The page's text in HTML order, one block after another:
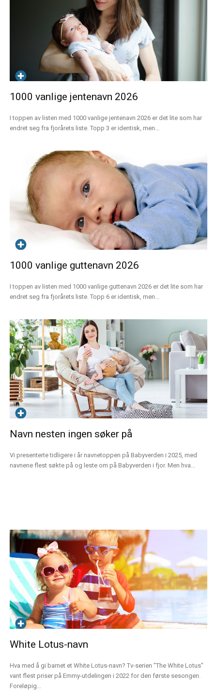
1000 vanlige jentenavn 2026
I toppen av listen med 1000 vanlige jentenavn 2026 er det lite som har
endret seg fra fjorårets liste. Topp 3 er identisk, men...
1000 vanlige guttenavn 2026
I toppen av listen med 1000 vanlige guttenavn 2026 er det lite som har
endret seg fra fjorårets liste. Topp 6 er identisk, men...
Navn nesten ingen søker på
Vi presenterte tidligere i år navnetoppen på Babyverden i 2025, med
navnene flest søkte på og leste om på Babyverden i fjor. Men hva...
White Lotus-navn
Hva med å gi barnet et White Lotus-navn? Tv-serien "The White Lotus"
vant flest priser på Emmy-utdelingen i 2022 for den første sesongen.
Foreløpig...